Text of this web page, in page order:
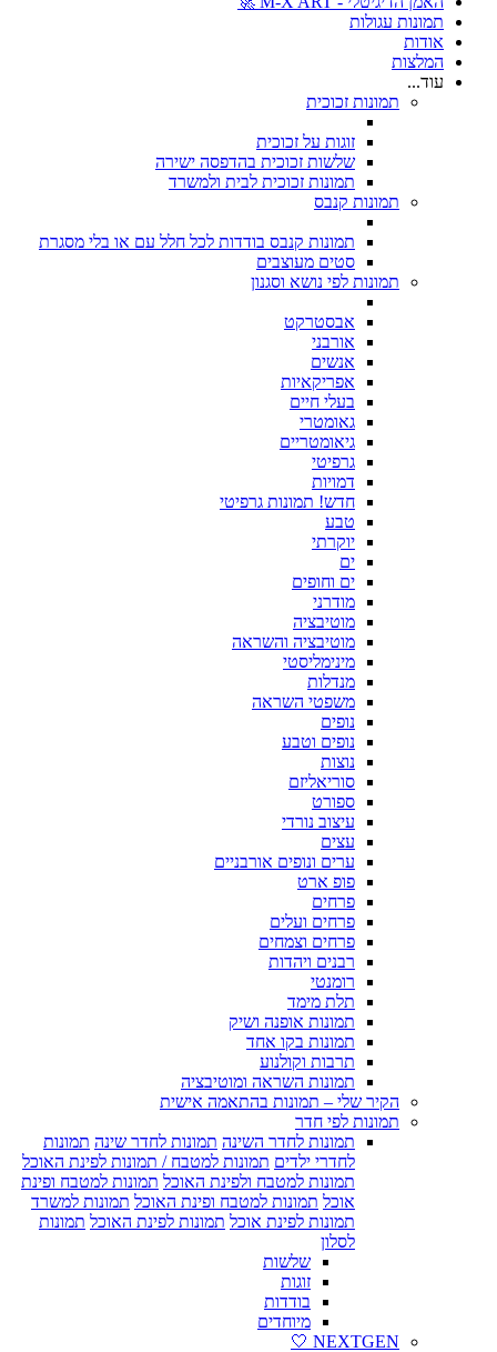
תמונות עגולות
אודות
המלצות
עוד...
תמונות זכוכית
זוגות על זכוכית
שלשות זכוכית בהדפסה ישירה
תמונות זכוכית לבית ולמשרד
תמונות קנבס
תמונות קנבס בודדות לכל חלל עם או בלי מסגרת
סטים מעוצבים
תמונות לפי נושא וסגנון
אבסטרקט
אורבני
אנשים
אפריקאיות
בעלי חיים
גאומטרי
גיאומטריים
גרפיטי
דמויות
חדש! תמונות גרפיטי
טבע
יוקרתי
ים
ים וחופים
מודרני
מוטיבציה
מוטיבציה והשראה
מינימליסטי
מנדלות
משפטי השראה
נופים
נופים וטבע
נוצות
סוריאליזם
ספורט
עיצוב נורדי
עצים
ערים ונופים אורבניים
פופ ארט
פרחים
פרחים ועלים
פרחים וצמחים
רבנים ויהדות
רומנטי
תלת מימד
תמונות אופנה ושיק
תמונות בקו אחד
תרבות וקולנוע
תמונות השראה ומוטיבציה
הקיר שלי – תמונות בהתאמה אישית
תמונות לפי חדר
תמונות לחדר השינה תמונות לחדר שינה תמונות
לחדרי ילדים תמונות למטבח / תמונות לפינת האוכל
תמונות למטבח ולפינת האוכל תמונות למטבח ופינת
אוכל תמונות למטבח ופינת האוכל תמונות למשרד
תמונות לפינת אוכל תמונות לפינת האוכל תמונות
לסלון
שלשות
זוגות
בודדות
מיוחדים
NEXTGEN 🤍